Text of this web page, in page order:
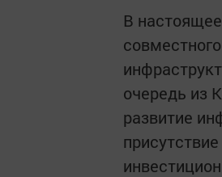
В
очередь из
развитие